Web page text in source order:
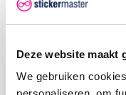
Deze website maakt
We gebruiken
100
250
500